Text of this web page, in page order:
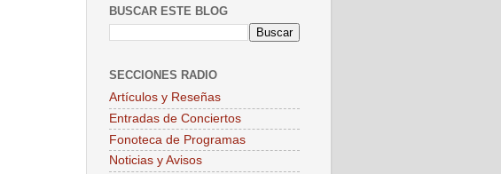
BUSCAR ESTE BLOG
SECCIONES RADIO
Artículos y Reseñas
Entradas de Conciertos
Fonoteca de Programas
Noticias y Avisos